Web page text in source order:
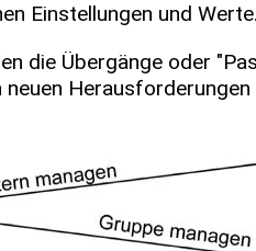
Einstellungen und Werte.
die Übergänge oder
neuen